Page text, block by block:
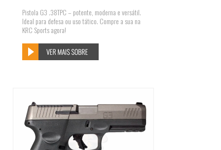
Pistola G3 .38TPC – potente, moderna e versátil.
Ideal para defesa ou uso tático. Compre a sua na
KRC Sports agora!